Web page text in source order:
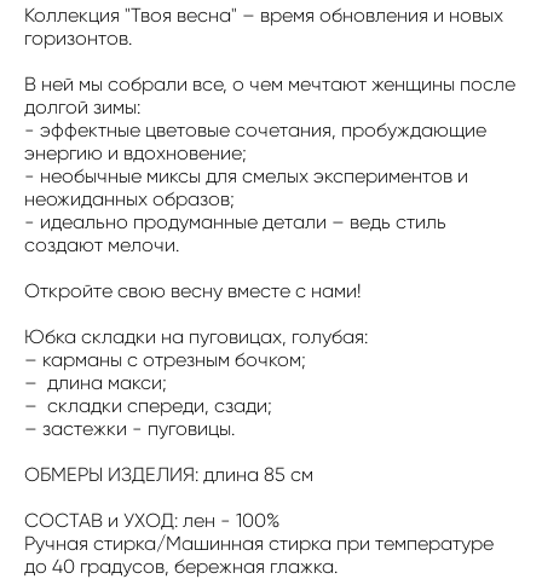
Коллекция "Твоя весна" – время обновления и новых
горизонтов.
В ней мы собрали все, о чем мечтают женщины после
долгой зимы:
- эффектные цветовые сочетания, пробуждающие
энергию и вдохновение;
- необычные миксы для смелых экспериментов и
неожиданных образов;
- идеально продуманные детали – ведь стиль
создают мелочи.
Откройте свою весну вместе с нами!
Юбка складки на пуговицах, голубая:
– карманы с отрезным бочком;
– длина макси;
– складки спереди, сзади;
– застежки - пуговицы.
ОБМЕРЫ ИЗДЕЛИЯ: длина 85 см
СОСТАВ и УХОД: лен - 100%
Ручная стирка/Машинная стирка при температуре
до 40 градусов, бережная глажка.